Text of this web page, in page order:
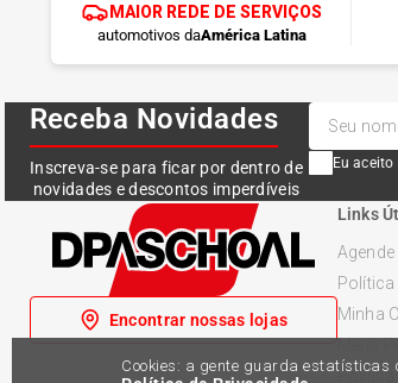
Cookies: a gente guarda
MAIOR REDE DE SERVIÇOS
automotivos daAmérica Latina
Receba Novidades
Inscreva-se para ficar por dentro de
novidades e descontos imperdíveis
Eu
Encontrar nossas lojas
Links
Minha
Política